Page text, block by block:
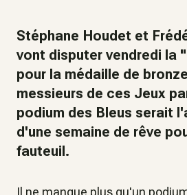
Stéphane Houdet et
vont disputer vendredi la
pour la médaille de
messieurs de ces Jeux
podium des Bleus serait
d'une semaine de rêve
fauteuil.
Il ne manque plus qu'un